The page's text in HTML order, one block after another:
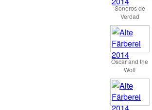
Soneros de
Verdad
Oscar and the
Wolf